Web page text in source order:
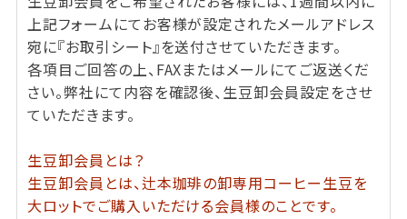
上記フォームにてお客様が設定されたメールアドレス
宛に『お取引シート』を送付させていただきます。
各項目ご回答の上、FAXまたはメールにてご返送くだ
さい。弊社にて内容を確認後、生豆卸会員設定をさせ
ていただきます。
生豆卸会員とは？
生豆卸会員とは、辻本珈琲の卸専用コーヒー生豆を
大ロットでご購入いただける会員様のことです。